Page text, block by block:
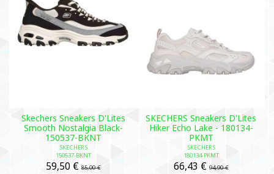
Skechers Sneakers D'Lites
Smooth Nostalgia Black-
150537-BKNT
SKECHERS
150537-BKNT
59,50 € 85,00 €
SKECHERS Sneakers D'Lites
Hiker Echo Lake - 180134-
PKMT
SKECHERS
180134-PKMT
66,43 € 94,90 €